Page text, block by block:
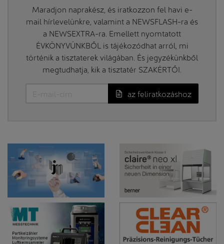
Maradjon naprakész, és iratkozzon fel havi e-
mail hírlevelünkre, valamint a NEWSFLASH-ra és
a NEWSEXTRA-ra. Emellett nyomtatott
ÉVKÖNYVÜNKBŐL is tájékozódhat arról, mi
történik a tisztaterek világában. És jegyzékünkből
megtudhatja, kik a tisztatér SZAKÉRTŐI.
az feliratkozáshoz